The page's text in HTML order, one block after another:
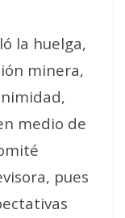
la huelga,
minera,
medio de
pues